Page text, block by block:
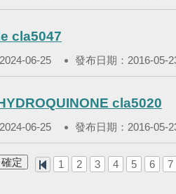
cla5047
06-25 發布日期：2016-05-
cla5020
06-25 發布日期：2016-05-
1 2 3 4 5 6 7